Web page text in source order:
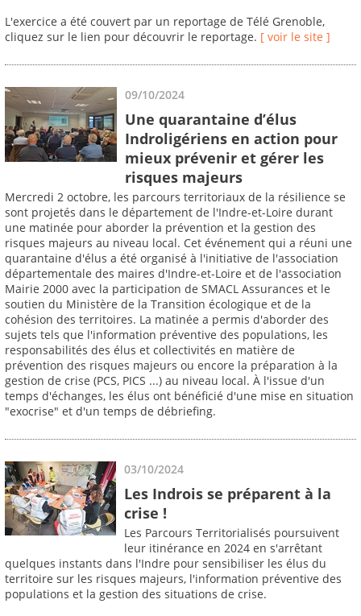
L'exercice a été couvert par un reportage de Télé Grenoble,
cliquez sur le lien pour découvrir le reportage. [ voir le site ]
09/10/2024
Une quarantaine d’élus
Indroligériens en action pour
mieux prévenir et gérer les
risques majeurs
Mercredi 2 octobre, les parcours territoriaux de la résilience se
sont projetés dans le département de l'Indre-et-Loire durant
une matinée pour aborder la prévention et la gestion des
risques majeurs au niveau local. Cet événement qui a réuni une
quarantaine d'élus a été organisé à l'initiative de l'association
départementale des maires d'Indre-et-Loire et de l'association
Mairie 2000 avec la participation de SMACL Assurances et le
soutien du Ministère de la Transition écologique et de la
cohésion des territoires. La matinée a permis d'aborder des
sujets tels que l'information préventive des populations, les
responsabilités des élus et collectivités en matière de
prévention des risques majeurs ou encore la préparation à la
gestion de crise (PCS, PICS ...) au niveau local. À l'issue d'un
temps d'échanges, les élus ont bénéficié d'une mise en situation
"exocrise" et d'un temps de débriefing.
03/10/2024
Les Indrois se préparent à la
crise !
Les Parcours Territorialisés poursuivent
leur itinérance en 2024 en s'arrêtant
quelques instants dans l'Indre pour sensibiliser les élus du
territoire sur les risques majeurs, l'information préventive des
populations et la gestion des situations de crise.